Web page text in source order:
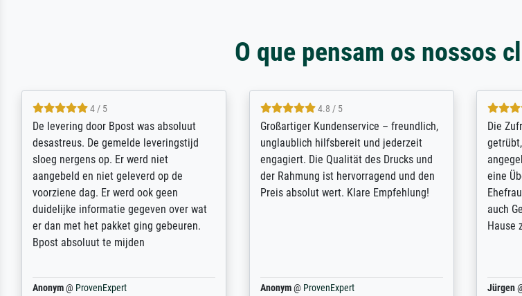
O que pensam os nossos
5 / 5
Sehr gute Qualität des Leinwanddrucks
und des Rahmens! Unser Bild wurde
sehr sorgfältig und sicher verpackt, so
dass es unbeschadet bei uns ankam. Es
wird nicht unser letzter Meisterdruck
sein. Vielen Dank!
Reinhold,@ProvenExpert
5 / 5
Für ein Erinnerungsbuch mit der
Feldpost meines Großvaters aus dem 1.
Weltkrieg benötigte ich ein
ausdrucksvolles Bild. Das habe ich bei
Ihnen gefunden. Bei der Auswahl der
weiter. Vielen ...
Margot@ProvenExpert
vieles
sehr
Anonym